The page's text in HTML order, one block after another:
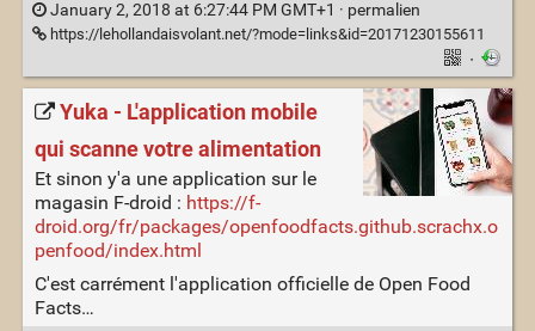
January 2, 2018 at 6:27:44 PM GMT+1 · permalien
https://lehollandaisvolant.net/?mode=links&id=20171230155611
·
Yuka - L'application mobile
qui scanne votre alimentation
Et sinon y'a une application sur le
magasin F-droid : https://f-
droid.org/fr/packages/openfoodfacts.github.scrachx.o
penfood/index.html
C'est carrément l'application officielle de Open Food
Facts…